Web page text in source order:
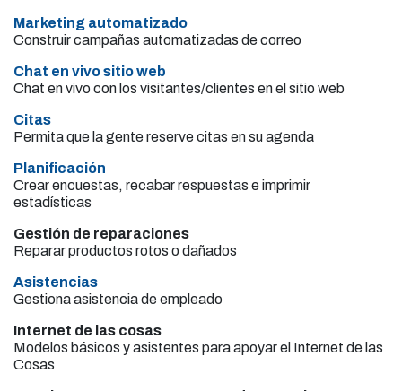
Marketing automatizado
Construir campañas automatizadas de correo
Chat en vivo sitio web
Chat en vivo con los visitantes/clientes en el sitio web
Citas
Permita que la gente reserve citas en su agenda
Planificación
Crear encuestas, recabar respuestas e imprimir
estadísticas
Gestión de reparaciones
Reparar productos rotos o dañados
Asistencias
Gestiona asistencia de empleado
Internet de las cosas
Modelos básicos y asistentes para apoyar el Internet de las
Cosas